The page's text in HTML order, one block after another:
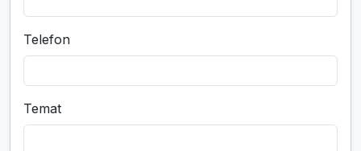
Telefon
Temat